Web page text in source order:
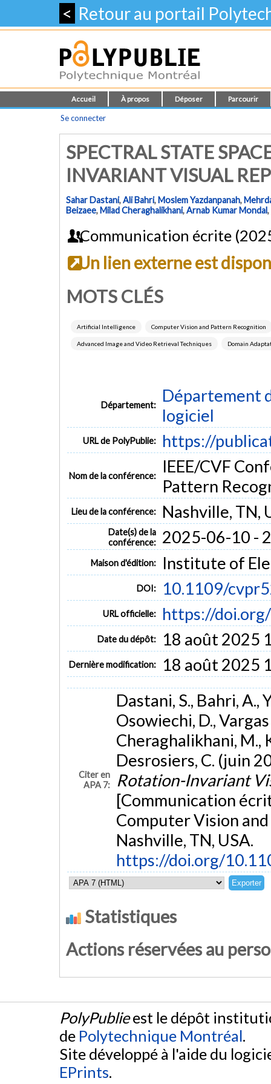
< Retour au portail
Accueil À propos Déposer Parcourir
Se connecter
SPECTRAL STATE
INVARIANT VISUAL
Sahar Dastani,Ali Bahri,Moslem Yazdanpanah,
Beizaee,Milad Cheraghalikhani,Arnab Kumar Mondal,
Communication écrite
Un lien externe est
MOTS CLÉS
Artificial Intelligence Computer Vision and Pattern Recognition
Advanced Image and Video Retrieval Techniques Domain
Département:
Département
logiciel
URL de PolyPublie: https://
Nom de la conférence:
IEEE/CVF
Pattern
Lieu de la conférence: Nashville, TN,
Date(s) de la
conférence:
2025-06-10 -
Maison d'édition: Institute of
DOI: 10.1109/
URL officielle: https://
Date du dépôt: 18 août 2025
Dernière modification: 18 août 2025
Citer en
APA 7:
Dastani, S., Bahri, A.,
Osowiechi, D.,
Cheraghalikhani, M.,
Desrosiers, C. (juin
Rotation-Invariant
[Communication
Computer Vision
Nashville, TN, USA.
https://doi.org/
Statistiques
Actions réservées au
PolyPublieest le dépôt
de Polytechnique Montréal.
Site développé à l'aide du
EPrints.